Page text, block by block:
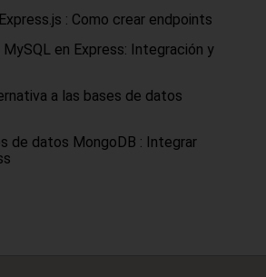
: Como crear endpoints
en Express: Integración y
a las bases de datos
de datos MongoDB : Integrar